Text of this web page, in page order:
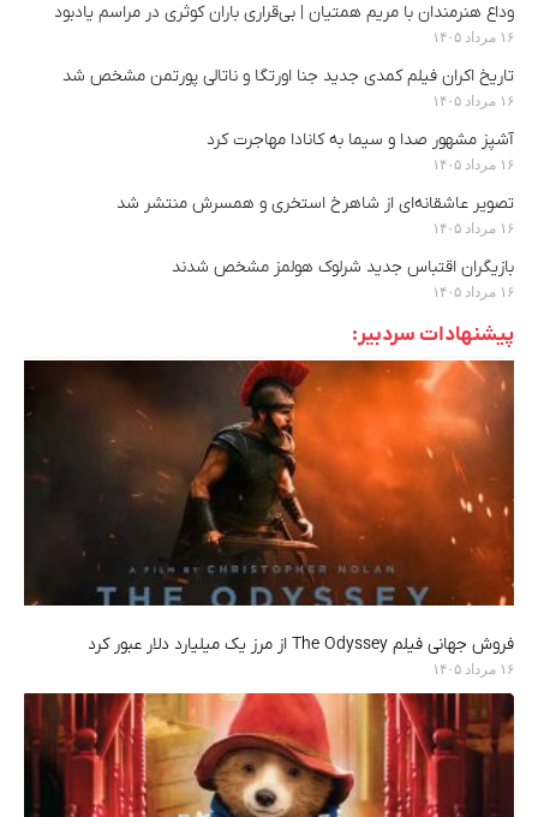
وداع هنرمندان با مریم همتیان | بی‌قراری باران کوثری در مراسم یادبود
۱۶ مرداد ۱۴۰۵
تاریخ اکران فیلم کمدی جدید جنا اورتگا و ناتالی پورتمن مشخص شد
۱۶ مرداد ۱۴۰۵
آشپز مشهور صدا و سیما به کانادا مهاجرت کرد
۱۶ مرداد ۱۴۰۵
تصویر عاشقانه‌ای از شاهرخ استخری و همسرش منتشر شد
۱۶ مرداد ۱۴۰۵
بازیگران اقتباس جدید شرلوک هولمز مشخص شدند
۱۶ مرداد ۱۴۰۵
پیشنهادات سردبیر:
فروش جهانی فیلم The Odyssey از مرز یک میلیارد دلار عبور کرد
۱۶ مرداد ۱۴۰۵